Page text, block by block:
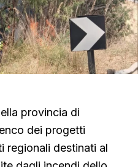
provincia di
dei progetti
regionali destinati al